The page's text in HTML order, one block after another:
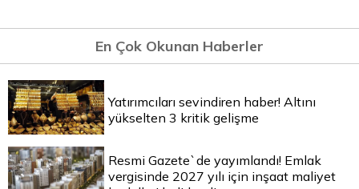
En Çok Okunan Haberler
Yatırımcıları sevindiren haber! Altını
yükselten 3 kritik gelişme
Resmi Gazete`de yayımlandı! Emlak
vergisinde 2027 yılı için inşaat maliyet